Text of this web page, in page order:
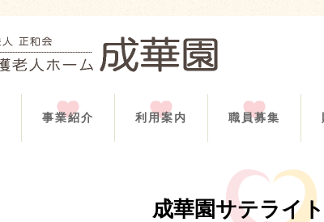
事業紹介 利用案内 職員募集
成華園サテライ